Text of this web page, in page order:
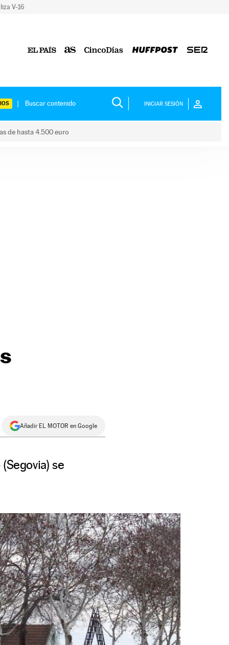
V-16
INICIAR SESIÓN
de hasta 4.500 euro
Añadir EL MOTOR en Google
se